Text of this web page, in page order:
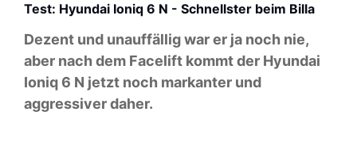
Test: Hyundai Ioniq 6 N - Schnellster beim Billa
Dezent und unauffällig war er ja noch nie,
aber nach dem Facelift kommt der Hyundai
Ioniq 6 N jetzt noch markanter und
aggressiver daher.